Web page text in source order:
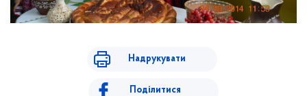
Надрукувати
Поділитися